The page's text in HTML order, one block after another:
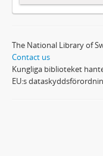
The National Library of
Contact us
Kungliga biblioteket
EU:s